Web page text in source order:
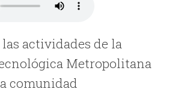
actividades de la
Metropolitana
comunidad